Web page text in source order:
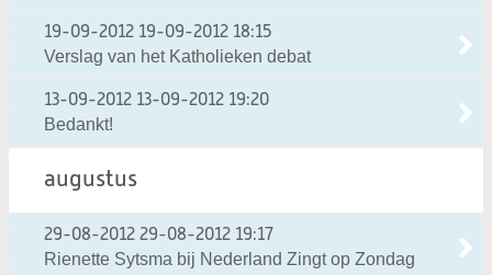
19-09-2012 19-09-2012 18:15
Verslag van het Katholieken debat
13-09-2012 13-09-2012 19:20
Bedankt!
augustus
29-08-2012 29-08-2012 19:17
Rienette Sytsma bij Nederland Zingt op Zondag